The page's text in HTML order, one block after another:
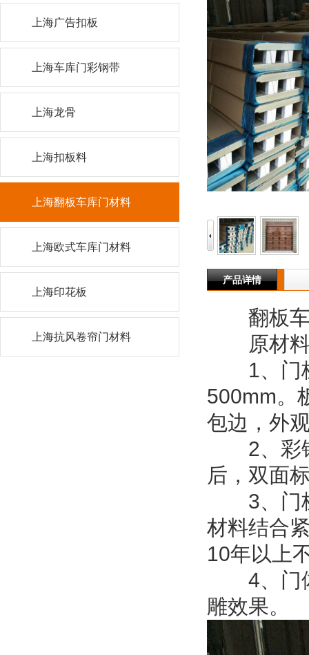
产品详情
翻板车
原材料
1、门板
500mm。
包边，外
2、彩钢
后，双面
3、门板
材料结合
10年以上
4、门体
雕效果。
上海广告扣板
上海车库门彩钢带
上海龙骨
上海扣板料
上海翻板车库门材料
上海欧式车库门材料
上海印花板
上海抗风卷帘门材料